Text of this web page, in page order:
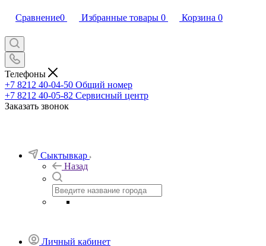
Сравнение0 Избранные товары 0 Корзина 0
Телефоны
+7 8212 40-04-50 Общий номер
+7 8212 40-05-82 Сервисный центр
Заказать звонок
Сыктывкар
Назад
Личный кабинет